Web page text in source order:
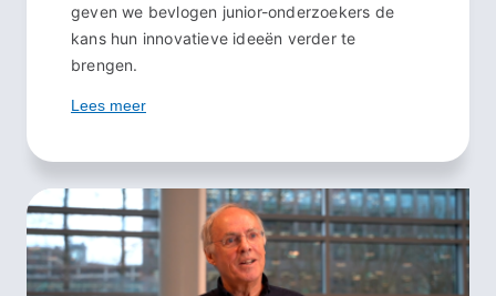
geven we bevlogen junior-onderzoekers de
kans hun innovatieve ideeën verder te
brengen.
Lees meer